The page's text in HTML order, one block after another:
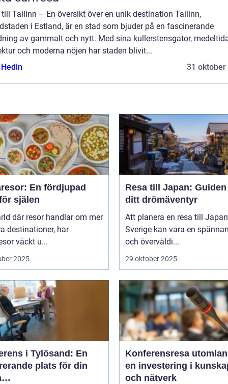
till Tallinn – En översikt över en unik destination Tallinn,
i Estland, är en stad som bjuder på en fascinerande
av gammalt och nytt. Med sina kullerstensgator,
och moderna nöjen har staden blivit...
31 oktober
En fördjupad
själen
där resor handlar om mer
destinationer, har
väckt u...
2025
Resa till Japan:
ditt drömäventyr
Att planera en resa till
Sverige kan vara en
och överväldi...
29 oktober 2025
i Tylösand: En
plats för din
Konferensresa
en investering i
och nätverk